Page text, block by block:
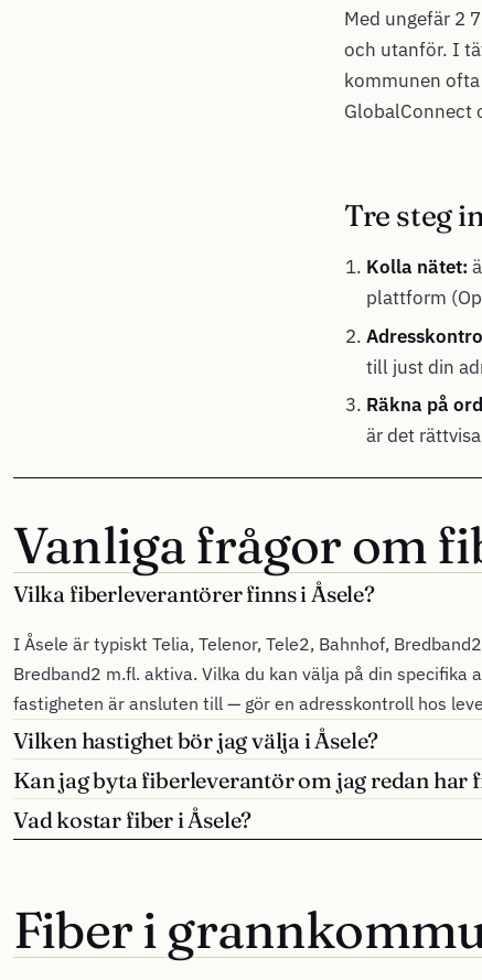
Med ungefär 2
och utanför. I
kommunen ofta
GlobalConnect
Tre steg
Kolla nätet:
plattform
till just din
Räkna på
är det
Vanliga frågor om
Vilka fiberleverantörer finns i Åsele?
I Åsele är typiskt Telia, Telenor, Tele2, Bahnhof,
Bredband2 m.fl. aktiva. Vilka du kan välja på din specifika
fastigheten är ansluten till — gör en adresskontroll hos
Vilken hastighet bör jag välja i Åsele?
Kan jag byta fiberleverantör om jag redan har
Vad kostar fiber i Åsele?
Fiber i